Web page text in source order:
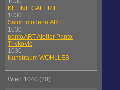
KLEINE GALERIE
1030
Salon modena ART
1030
pantoART Atelier Panto
Trivkovic
1030
Kunstraum WOHLLEB
Wien 1040 (20)